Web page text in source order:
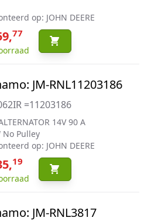
op: JOHN DEERE
77
JM-RNL11203186
=11203186
14V 90 A
No Pulley
op: JOHN DEERE
19
JM-RNL3817